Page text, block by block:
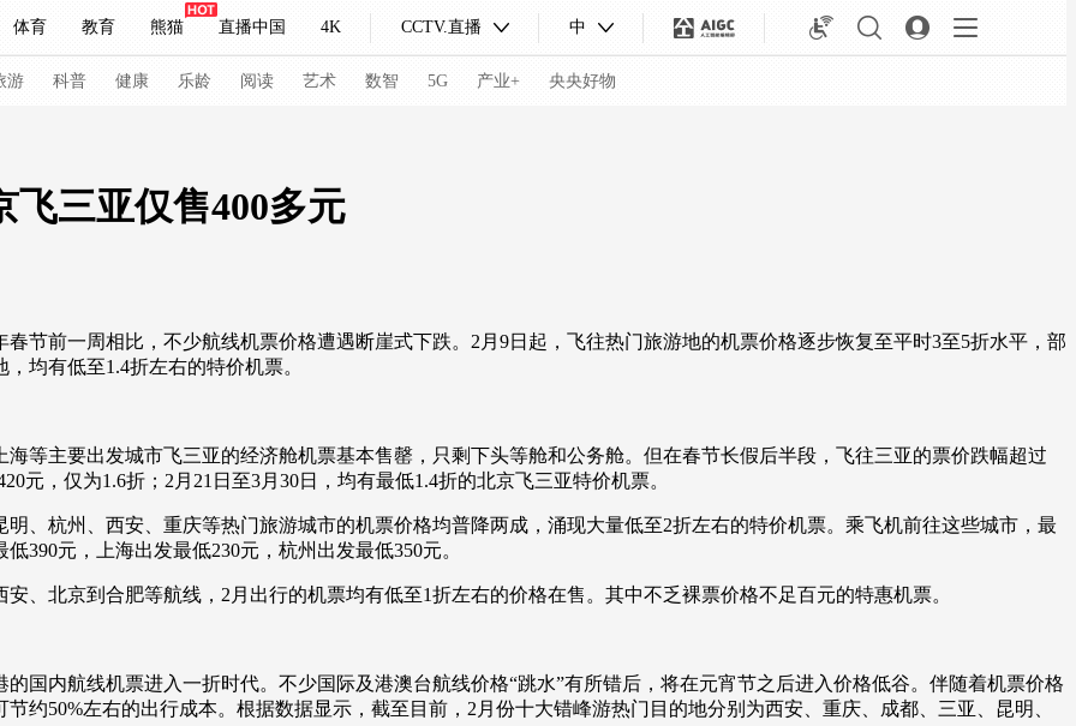
体育 教育 熊猫 直播中国 4K CCTV.直播 中
妙语 热解读 天天学习
持人 下载央视影音
游 科普 健康 乐龄 阅读 艺术 数智 5G 产业+ 央央好物
道 VR/AR 4K专区 全景新闻
会 CBA NBA 中超 国足 国际足球 网球 综合体育 亚冬会
体育江湖 文化体育 冰雪道路 足球道路
飞三亚仅售400多元
前一周相比，不少航线机票价格遭遇断崖式下跌。2月9日起，飞往热门旅游地的机票价格逐步恢复至平时3至5折水平，部
均有低至1.4折左右的特价机票。
主要出发城市飞三亚的经济舱机票基本售罄，只剩下头等舱和公务舱。但在春节长假后半段，飞往三亚的票价跌幅超过
元，仅为1.6折；2月21日至3月30日，均有最低1.4折的北京飞三亚特价机票。
杭州、西安、重庆等热门旅游城市的机票价格均普降两成，涌现大量低至2折左右的特价机票。乘飞机前往这些城市，最
390元，上海出发最低230元，杭州出发最低350元。
北京到合肥等航线，2月出行的机票均有低至1折左右的价格在售。其中不乏裸票价格不足百元的特惠机票。
内航线机票进入一折时代。不少国际及港澳台航线价格“跳水”有所错后，将在元宵节之后进入价格低谷。伴随着机票价格
约50%左右的出行成本。根据数据显示，截至目前，2月份十大错峰游热门目的地分别为西安、重庆、成都、三亚、昆明、